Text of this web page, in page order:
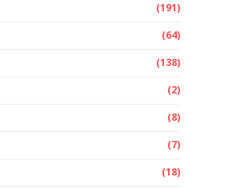
(191)
(64)
(138)
(2)
(8)
(7)
(18)